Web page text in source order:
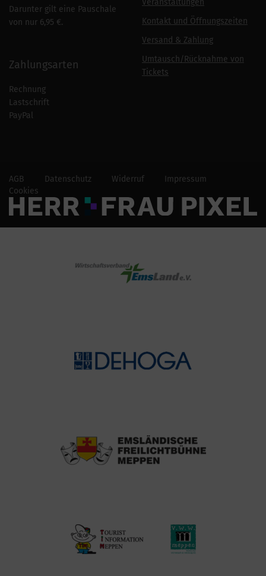
Darunter gilt eine Pauschale
von nur 6,95 €.
Zahlungsarten
Rechnung
Lastschrift
PayPal
Veranstaltungen
Kontakt und Öffnungszeiten
Versand & Zahlung
Umtausch/Rücknahme von
Tickets
AGB Datenschutz Widerruf
Impressum
Cookies